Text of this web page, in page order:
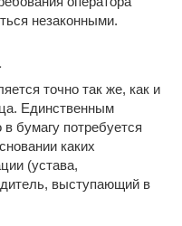
незаконными.
точно так же, как и
Единственным
бумагу потребуется
каких
(устава,
выступающий в